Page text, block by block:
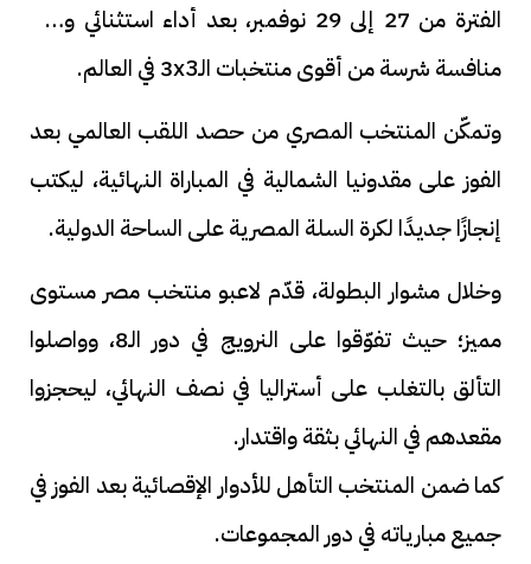
الفترة من 27 إلى 29 نوفمبر، بعد أداء استثنائي وسط
منافسة شرسة من أقوى منتخبات الـ3x3 في العالم.
وتمكّن المنتخب المصري من حصد اللقب العالمي بعد
الفوز على مقدونيا الشمالية في المباراة النهائية، ليكتب
إنجازًا جديدًا لكرة السلة المصرية على الساحة الدولية.
وخلال مشوار البطولة، قدّم لاعبو منتخب مصر مستوى
مميز؛ حيث تفوّقوا على النرويج في دور الـ8، وواصلوا
التألق بالتغلب على أستراليا في نصف النهائي، ليحجزوا
مقعدهم في النهائي بثقة واقتدار.
كما ضمن المنتخب التأهل للأدوار الإقصائية بعد الفوز في
جميع مبارياته في دور المجموعات.